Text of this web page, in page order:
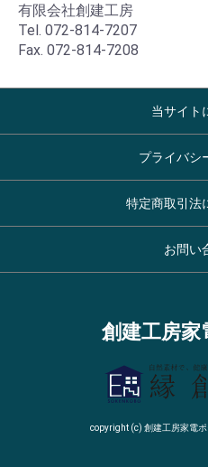
有限会社創建工房
Tel. 072-814-7207
Fax. 072-814-7208
当サイト
プライバシ
特定商取引法
お問い
創建工房
copyright (c) 創建工房家電